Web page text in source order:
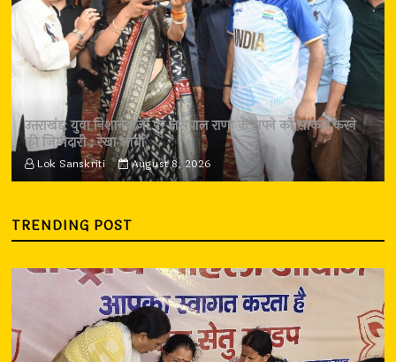
उत्तराखंड: युवा निशानेबाजों पर जसपाल राणा के सपने को साकार करने
की जिम्मेदारी : रेखा आर्या
Lok Sanskriti August 8, 2026
TRENDING POST